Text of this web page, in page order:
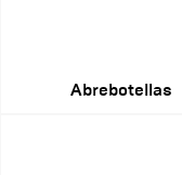
Abrebotellas